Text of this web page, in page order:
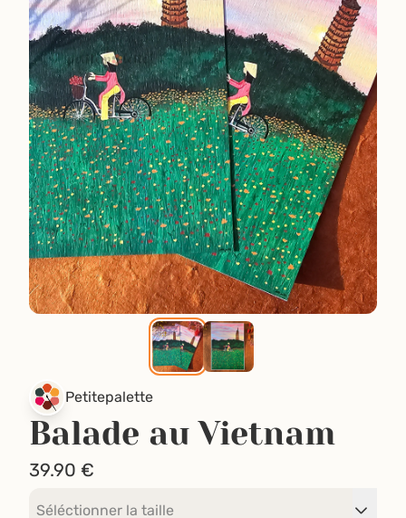
Petitepalette
Balade au Vietnam
39.90 €